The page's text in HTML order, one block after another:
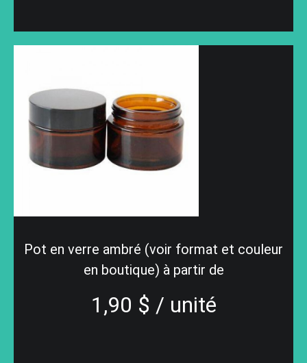
Pot en verre ambré (voir format et couleur
en boutique) à partir de
1,90 $ / unité